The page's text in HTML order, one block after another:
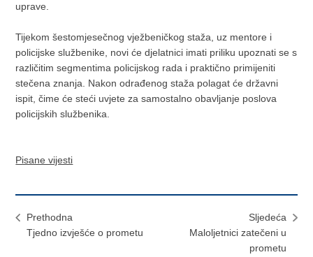
uprave.
Tijekom šestomjesečnog vježbeničkog staža, uz mentore i
policijske službenike, novi će djelatnici imati priliku upoznati se s
različitim segmentima policijskog rada i praktično primijeniti
stečena znanja. Nakon odrađenog staža polagat će državni
ispit, čime će steći uvjete za samostalno obavljanje poslova
policijskih službenika.
Pisane vijesti
Prethodna
Tjedno izvješće o prometu
Sljedeća
Maloljetnici zatečeni u
prometu